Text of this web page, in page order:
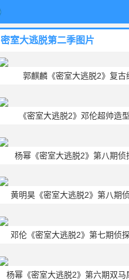
密室大逃脱第二季图片
郭麒麟《密室大逃脱2》复古
《密室大逃脱2》邓伦超帅造
杨幂《密室大逃脱2》第八期侦
黄明昊《密室大逃脱2》第八期
邓伦《密室大逃脱2》第七期侦
杨幂《密室大逃脱2》第六期双马